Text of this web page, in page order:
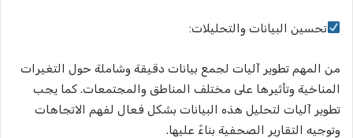
تحسين البيانات والتحليلات:
من المهم تطوير آليات لجمع بيانات دقيقة وشاملة حول التغيرات
المناخية وتأثيرها على مختلف المناطق والمجتمعات. كما يجب
تطوير آليات لتحليل هذه البيانات بشكل فعال لفهم الاتجاهات
وتوجيه التقارير الصحفية بناءً عليها.